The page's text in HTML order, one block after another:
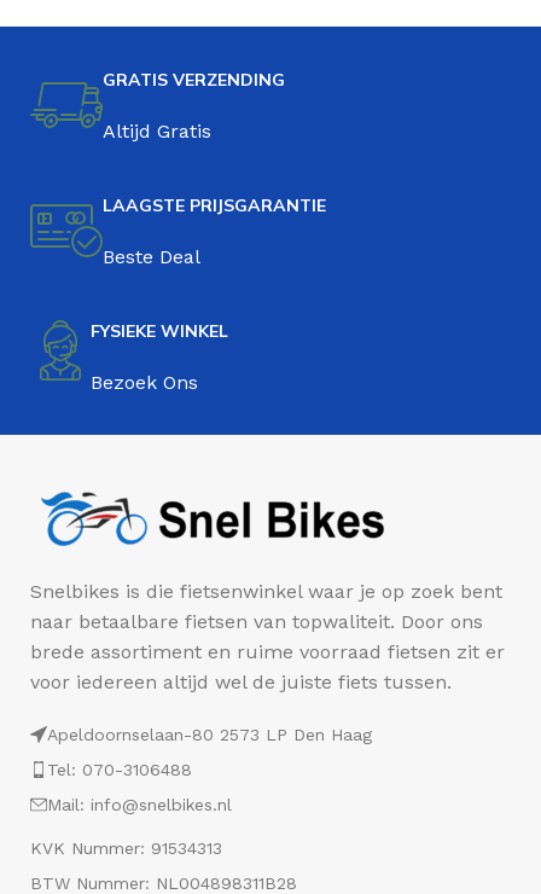
GRATIS VERZENDING
Altijd Gratis
LAAGSTE PRIJSGARANTIE
Beste Deal
FYSIEKE WINKEL
Bezoek Ons
Snelbikes is die fietsenwinkel waar je op zoek bent
naar betaalbare fietsen van topwaliteit. Door ons
brede assortiment en ruime voorraad fietsen zit er
voor iedereen altijd wel de juiste fiets tussen.
Apeldoornselaan-80 2573 LP Den Haag
Tel: 070-3106488
Mail: info@snelbikes.nl
KVK Nummer: 91534313
BTW Nummer: NL004898311B28